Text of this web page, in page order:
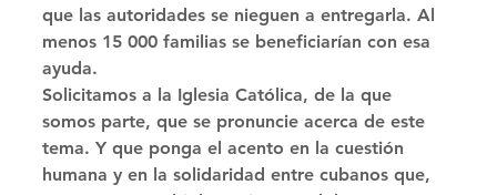
que las autoridades se nieguen a entregarla. Al
menos 15 000 familias se beneficiarían con esa
ayuda.
Solicitamos a la Iglesia Católica, de la que
somos parte, que se pronuncie acerca de este
tema. Y que ponga el acento en la cuestión
humana y en la solidaridad entre cubanos que,